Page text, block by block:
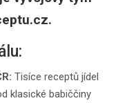
Tisíce receptů jídel
klasické babiččiny